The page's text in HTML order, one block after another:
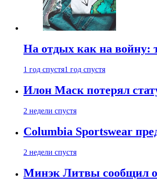
На отдых как на войну:
1 год спустя1 год спустя
Илон Маск потерял
2 недели спустя
Columbia Sportswear
2 недели спустя
Минэк Литвы сообщил о